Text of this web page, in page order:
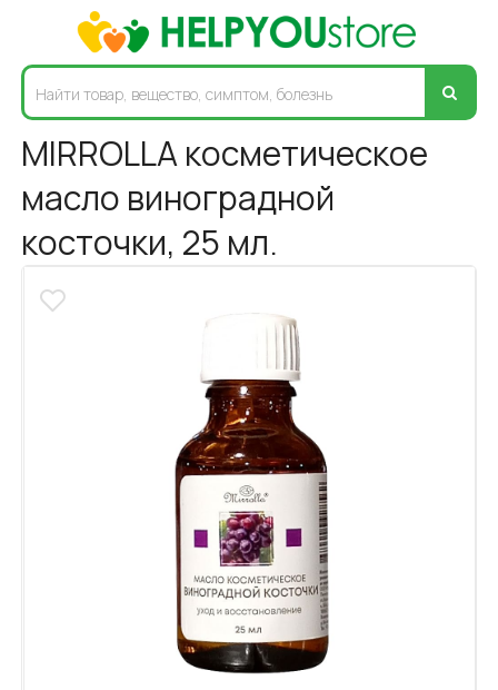
MIRROLLA косметическое
масло виноградной
косточки, 25 мл.